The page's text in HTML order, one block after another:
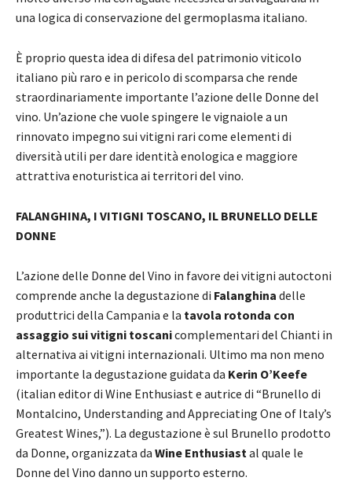
una logica di conservazione del germoplasma italiano.
È proprio questa idea di difesa del patrimonio viticolo
italiano più raro e in pericolo di scomparsa che rende
straordinariamente importante l’azione delle Donne del
vino. Un’azione che vuole spingere le vignaiole a un
rinnovato impegno sui vitigni rari come elementi di
diversità utili per dare identità enologica e maggiore
attrattiva enoturistica ai territori del vino.
FALANGHINA, I VITIGNI TOSCANO, IL BRUNELLO DELLE
DONNE
L’azione delle Donne del Vino in favore dei vitigni autoctoni
comprende anche la degustazione di Falanghina delle
produttrici della Campania e la tavola rotonda con
assaggio sui vitigni toscanicomplementari del Chianti in
alternativa ai vitigni internazionali. Ultimo ma non meno
importante la degustazione guidata da Kerin O’Keefe
(italian editor di Wine Enthusiast e autrice di “Brunello di
Montalcino, Understanding and Appreciating One of Italy’s
Greatest Wines,”). La degustazione è sul Brunello prodotto
da Donne, organizzata da Wine Enthusiast al quale le
Donne del Vino danno un supporto esterno.